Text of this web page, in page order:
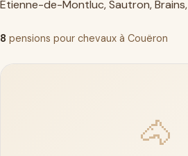
Étienne-de-Montluc,Sautron,Brains,
8 pensions pour chevaux à Couëron
🐴